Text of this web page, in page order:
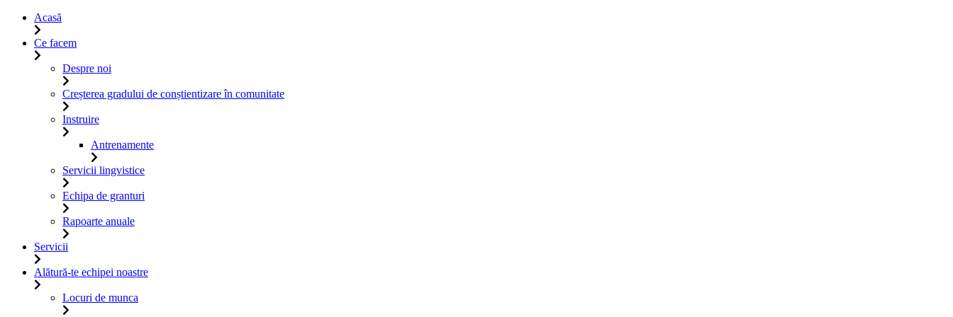
Acasă
Ce facem
Despre noi
Creșterea gradului de conștientizare în comunitate
Instruire
Antrenamente
Servicii lingvistice
Echipa de granturi
Rapoarte anuale
Servicii
Alătură-te echipei noastre
Locuri de munca